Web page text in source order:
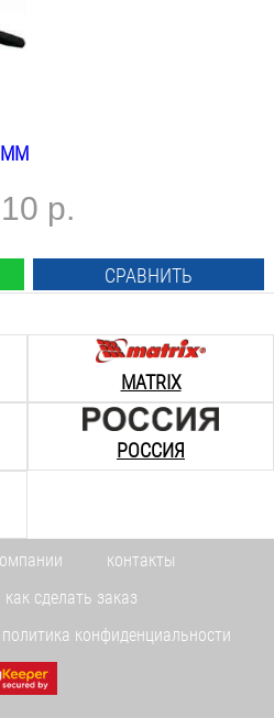
р.
СРАВНИТЬ
MATRIX
РОССИЯ
контакты
как сделать заказ
политика конфиденциальности